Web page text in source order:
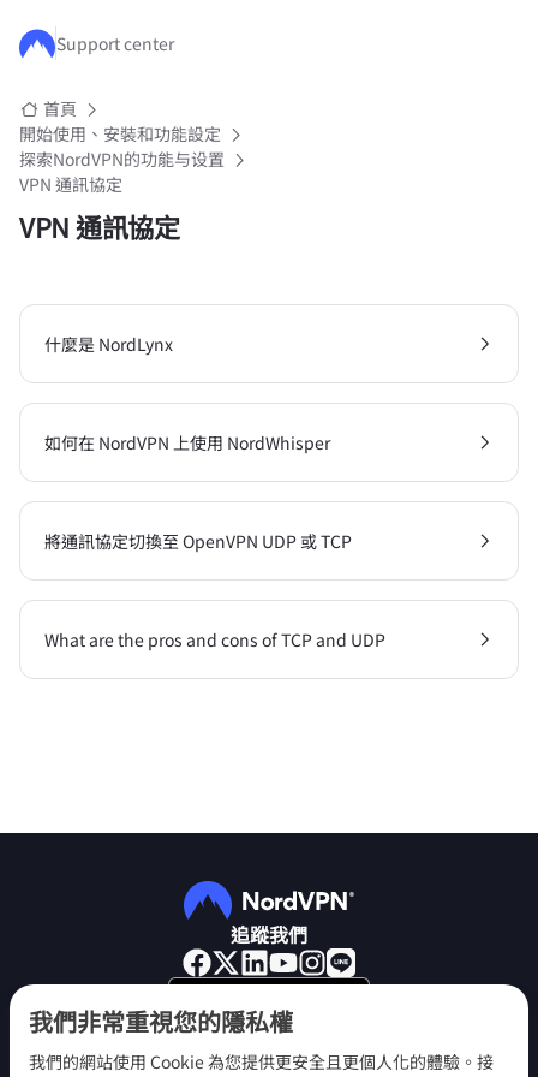
我們非常重視您的隱私權
我們的網站使用 Cookie 為您提供更安全且更個人化的體驗。接
跳至主要內容
Support center
首頁
開始使用、安裝和功能設定
探索NordVPN的功能与设置
VPN 通訊協定
VPN 通訊協定
什麼是 NordLynx
如何在 NordVPN 上使用 NordWhisper
將通訊協定切換至 OpenVPN UDP 或 TCP
What are the pros and cons of TCP and UDP
追蹤我們